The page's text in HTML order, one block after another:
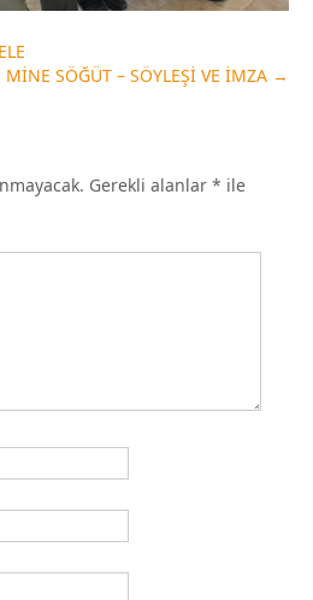
MİNE SÖĞÜT – SÖYLEŞİ VE İMZA →
Gerekli alanlar * ile